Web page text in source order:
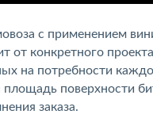
с применением
от конкретного
на потребности
поверхности
заказа.